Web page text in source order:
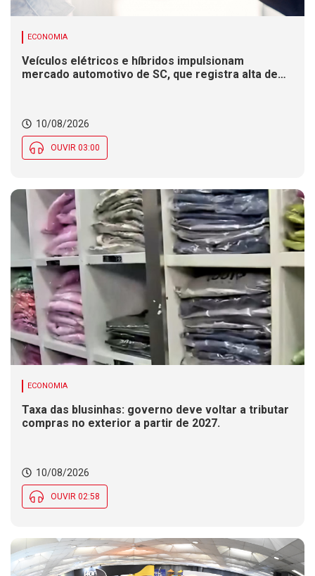
ECONOMIA
Veículos elétricos e híbridos impulsionam
mercado automotivo de SC, que registra alta de
10/08/2026
OUVIR 03:00
ECONOMIA
Taxa das blusinhas: governo deve voltar a tributar
compras no exterior a partir de 2027.
10/08/2026
OUVIR 02:58